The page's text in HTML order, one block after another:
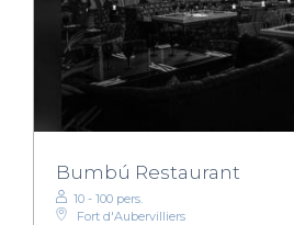
Bumbú Restaurant
10 - 100 pers.
Fort d'Aubervilliers